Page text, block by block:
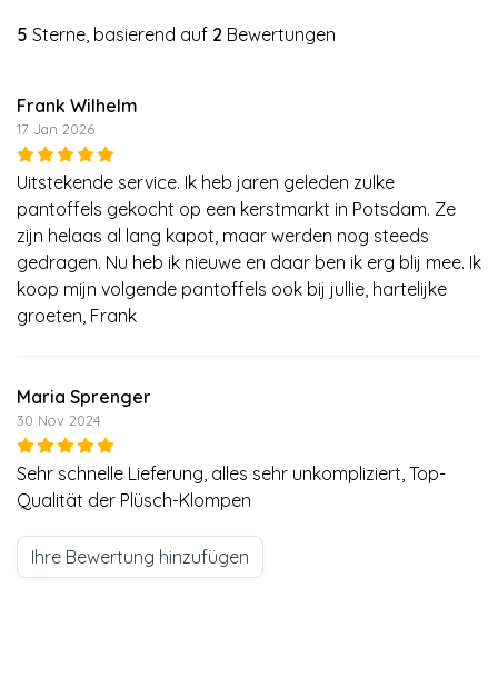
5 Sterne, basierend auf 2 Bewertungen
Frank Wilhelm
17 Jan 2026
Uitstekende service. Ik heb jaren geleden zulke
pantoffels gekocht op een kerstmarkt in Potsdam. Ze
zijn helaas al lang kapot, maar werden nog steeds
gedragen. Nu heb ik nieuwe en daar ben ik erg blij mee. Ik
koop mijn volgende pantoffels ook bij jullie, hartelijke
groeten, Frank
Maria Sprenger
30 Nov 2024
Sehr schnelle Lieferung, alles sehr unkompliziert, Top-
Qualität der Plüsch-Klompen
Ihre Bewertung hinzufügen